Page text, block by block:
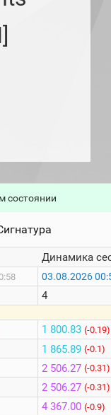
состоянии
Динамика
03.08.2026
4
1 800.83 (-0.19)
1 865.89 (-0.1)
2 506.27 (-0.31)
2 506.27 (-0.31)
4 367.00 (-0.9)